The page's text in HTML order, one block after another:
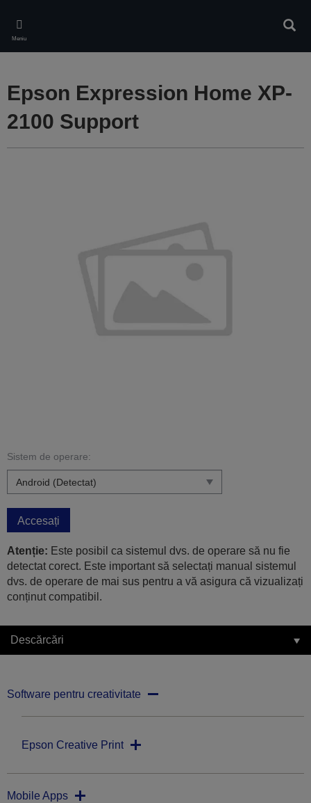
main
content
Meniu
Epson Expression Home XP-
2100 Support
Sistem de operare:
Accesați
Atenție: Este posibil ca sistemul dvs. de operare să nu fie
detectat corect. Este important să selectați manual sistemul
dvs. de operare de mai sus pentru a vă asigura că vizualizați
conținut compatibil.
Descărcări
Software pentru creativitate
Epson Creative Print
Mobile Apps